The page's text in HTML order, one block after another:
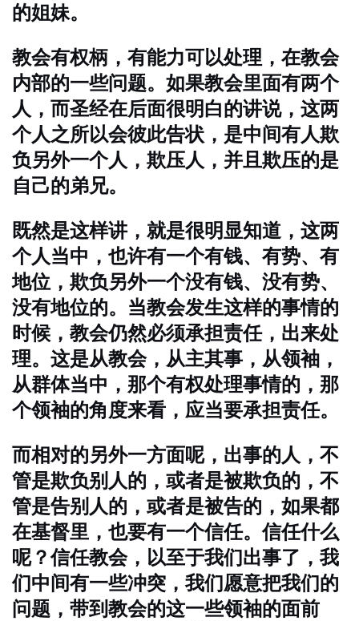
的姐妹。
教会有权柄，有能力可以处理，在教会
内部的一些问题。如果教会里面有两个
人，而圣经在后面很明白的讲说，这两
个人之所以会彼此告状，是中间有人欺
负另外一个人，欺压人，并且欺压的是
自己的弟兄。
既然是这样讲，就是很明显知道，这两
个人当中，也许有一个有钱、有势、有
地位，欺负另外一个没有钱、没有势、
没有地位的。当教会发生这样的事情的
时候，教会仍然必须承担责任，出来处
理。这是从教会，从主其事，从领袖，
从群体当中，那个有权处理事情的，那
个领袖的角度来看，应当要承担责任。
而相对的另外一方面呢，出事的人，不
管是欺负别人的，或者是被欺负的，不
管是告别人的，或者是被告的，如果都
在基督里，也要有一个信任。信任什么
呢？信任教会，以至于我们出事了，我
们中间有一些冲突，我们愿意把我们的
问题，带到教会的这一些领袖的面前